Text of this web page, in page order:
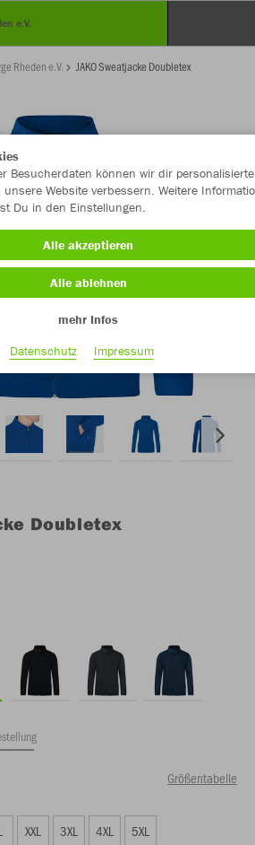
e.V.
Rheden e.V. JAKO Sweatjacke Doubletex
Doubletex
Größentabelle
XXL 3XL 4XL 5XL
Besucherdaten können wir dir personalisierte
Website verbessern. Weitere
Du in den Einstellungen.
Alle akzeptieren
Alle ablehnen
mehr Infos
Datenschutz
Impressum